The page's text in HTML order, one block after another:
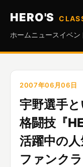
HERO'S
ホーム ニュースイベン
2007年06月06日
宇野選手
格闘技『
活躍中の
ファンク